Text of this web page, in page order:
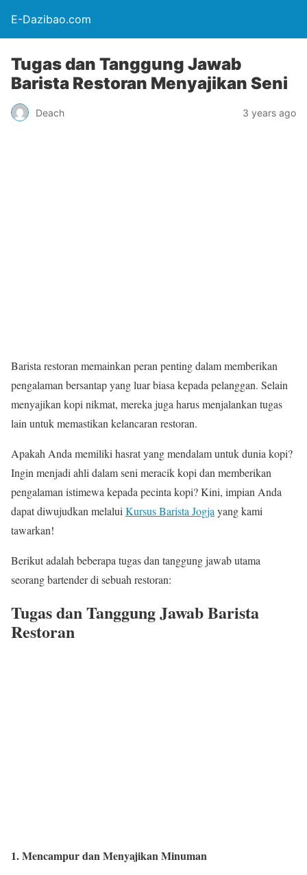
E-Dazibao.com
Tugas dan Tanggung Jawab
Barista Restoran Menyajikan Seni
Deach 3 years ago
Barista restoran memainkan peran penting dalam memberikan
pengalaman bersantap yang luar biasa kepada pelanggan. Selain
menyajikan kopi nikmat, mereka juga harus menjalankan tugas
lain untuk memastikan kelancaran restoran.
Apakah Anda memiliki hasrat yang mendalam untuk dunia kopi?
Ingin menjadi ahli dalam seni meracik kopi dan memberikan
pengalaman istimewa kepada pecinta kopi? Kini, impian Anda
dapat diwujudkan melaluiKursus Barista Jogjayang kami
tawarkan!
Berikut adalah beberapa tugas dan tanggung jawab utama
seorang bartender di sebuah restoran:
Tugas dan Tanggung Jawab Barista
Restoran
1. Mencampur dan Menyajikan Minuman